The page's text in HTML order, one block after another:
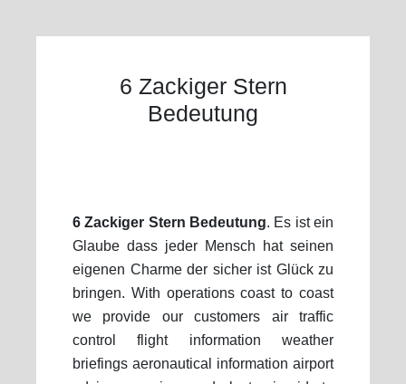
6 Zackiger Stern
Bedeutung
6 Zackiger Stern Bedeutung. Es ist ein
Glaube dass jeder Mensch hat seinen
eigenen Charme der sicher ist Glück zu
bringen. With operations coast to coast
we provide our customers air traffic
control flight information weather
briefings aeronautical information airport